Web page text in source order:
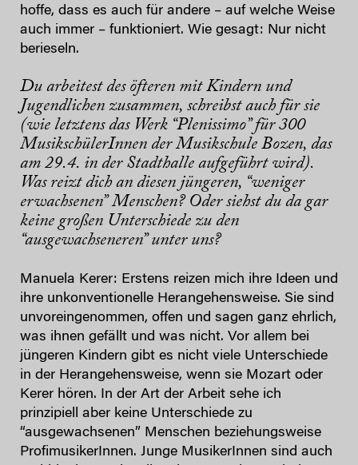
hoffe, dass es auch für andere – auf welche Weise
auch immer – funktioniert. Wie gesagt: Nur nicht
berieseln.
Du arbeitest des öfteren mit Kindern und
Jugendlichen zusammen, schreibst auch für sie
(wie letztens das Werk “Plenissimo” für 300
MusikschülerInnen der Musikschule Bozen, das
am 29.4. in der Stadthalle aufgeführt wird).
Was reizt dich an diesen jüngeren, “weniger
erwachsenen” Menschen? Oder siehst du da gar
keine großen Unterschiede zu den
“ausgewachseneren” unter uns?
Manuela Kerer: Erstens reizen mich ihre Ideen und
ihre unkonventionelle Herangehensweise. Sie sind
unvoreingenommen, offen und sagen ganz ehrlich,
was ihnen gefällt und was nicht. Vor allem bei
jüngeren Kindern gibt es nicht viele Unterschiede
in der Herangehensweise, wenn sie Mozart oder
Kerer hören. In der Art der Arbeit sehe ich
prinzipiell aber keine Unterschiede zu
“ausgewachsenen” Menschen beziehungsweise
ProfimusikerInnen. Junge MusikerInnen sind auch